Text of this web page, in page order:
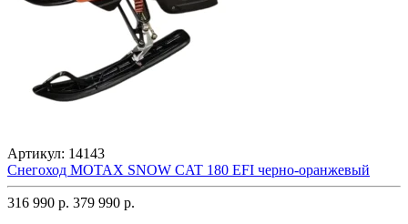
Артикул: 14143
Снегоход MOTAX SNOW CAT 180 EFI черно-оранжевый
316 990 р. 379 990 р.